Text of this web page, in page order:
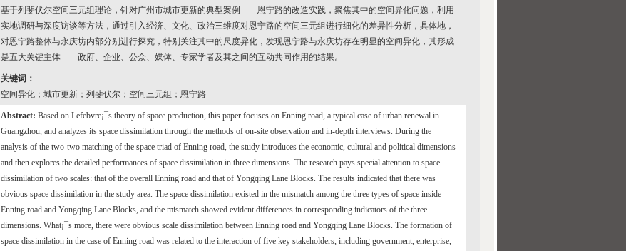
基于列斐伏尔空间三元组理论，针对广州市城市更新的典型案例——恩宁路的改造实践，聚焦其中的空间异化问题，利用
实地调研与深度访谈等方法，通过引入经济、文化、政治三维度对恩宁路的空间三元组进行细化的差异性分析，具体地，
对恩宁路整体与永庆坊内部分别进行探究，特别关注其中的尺度异化，发现恩宁路与永庆坊存在明显的空间异化，其形成
是五大关键主体——政府、企业、公众、媒体、专家学者及其之间的互动共同作用的结果。
关键词：
空间异化；城市更新；列斐伏尔；空间三元组；恩宁路
Abstract: Based on Lefebvre¡¯s theory of space production, this paper focuses on Enning road, a typical case of urban renewal in
Guangzhou, and analyzes its space dissimilation through the methods of on-site observation and in-depth interviews. During the
analysis of the two-two matching of the space triad of Enning road, the study introduces the economic, cultural and political dimensions
and then explores the detailed performances of space dissimilation in three dimensions. The research pays special attention to space
dissimilation of two scales: that of the overall Enning road and that of Yongqing Lane Blocks. The results indicated that there was
obvious space dissimilation in the study area. The space dissimilation existed in the mismatch among the three types of space inside
Enning road and Yongqing Lane Blocks, and the mismatch showed evident differences in corresponding indicators of the three
dimensions. What¡¯s more, there were obvious scale dissimilation between Enning road and Yongqing Lane Blocks. The formation of
space dissimilation in the case of Enning road was related to the interaction of five key stakeholders, including government, enterprise,